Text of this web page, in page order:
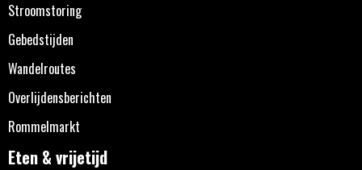
Stroomstoring
Gebedstijden
Wandelroutes
Overlijdensberichten
Rommelmarkt
Eten & vrijetijd